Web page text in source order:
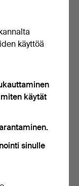
HVIDT (F.
käyttöä
käytät
sinulle